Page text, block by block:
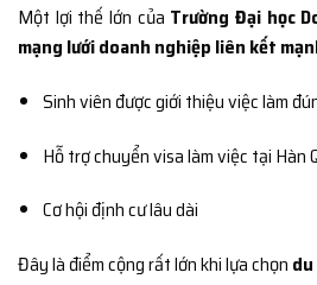
Một lợi thế lớn của Trường Đại học
mạng lưới doanh nghiệp liên kết
Sinh viên được giới thiệu việc làm
Hỗ trợ chuyển visa làm việc tại Hàn
Cơ hội định cư lâu dài
Đây là điểm cộng rất lớn khi lựa chọn